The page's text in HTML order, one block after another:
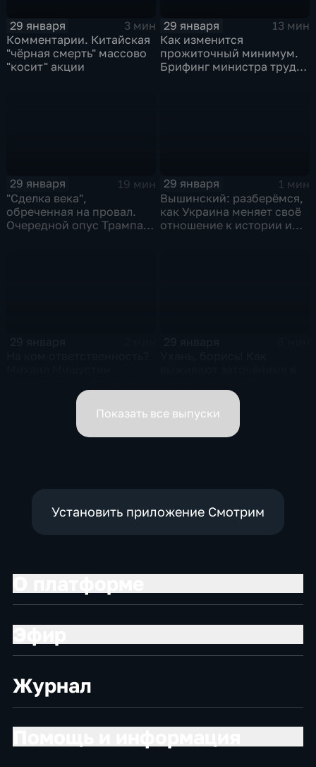
29 января
3 мин
Комментарии. Китайская
"чёрная смерть" массово
"косит" акции
29 января
13 мин
Как изменится
прожиточный минимум.
Брифинг министра труда
29 января
19 мин
"Сделка века",
обреченная на провал.
Очередной опус Трампа.
29 января
1 мин
Вышинский: разберёмся,
как Украина меняет своё
отношение к истории и
вице-премьеров
Показать все выпуски
Установить приложение Смотрим
Журнал